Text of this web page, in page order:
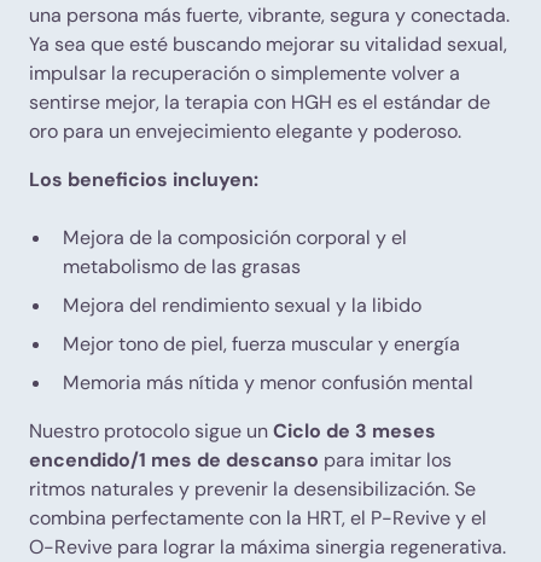
una persona más fuerte, vibrante, segura y conectada.
Ya sea que esté buscando mejorar su vitalidad sexual,
impulsar la recuperación o simplemente volver a
sentirse mejor, la terapia con HGH es el estándar de
oro para un envejecimiento elegante y poderoso.
Los beneficios incluyen:
Mejora de la composición corporal y el
metabolismo de las grasas
Mejora del rendimiento sexual y la libido
Mejor tono de piel, fuerza muscular y energía
Memoria más nítida y menor confusión mental
Nuestro protocolo sigue unCiclo de 3 meses
encendido/1 mes de descanso para imitar los
ritmos naturales y prevenir la desensibilización. Se
combina perfectamente con la HRT, el P-Revive y el
O-Revive para lograr la máxima sinergia regenerativa.